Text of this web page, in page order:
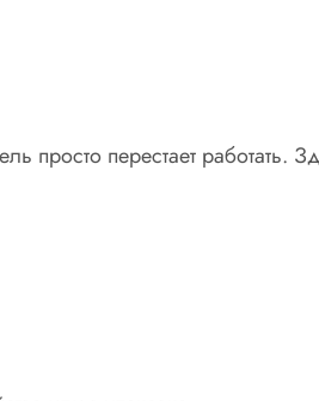
просто перестает работать.